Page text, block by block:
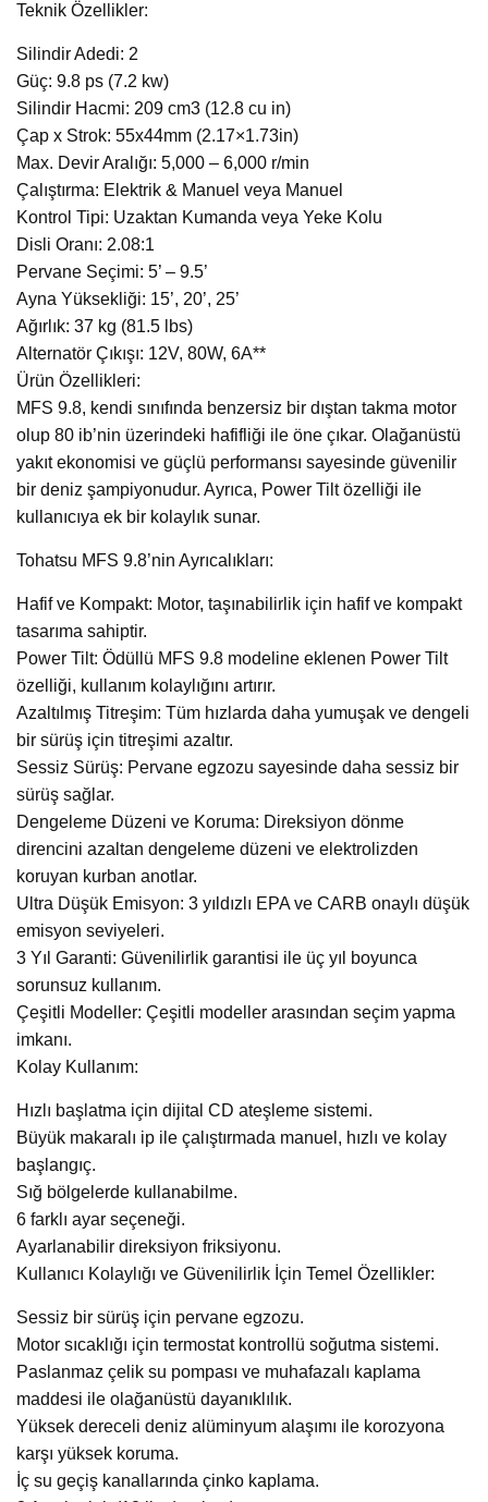
Teknik Özellikler:
Silindir Adedi: 2
Güç: 9.8 ps (7.2 kw)
Silindir Hacmi: 209 cm3 (12.8 cu in)
Çap x Strok: 55x44mm (2.17×1.73in)
Max. Devir Aralığı: 5,000 – 6,000 r/min
Çalıştırma: Elektrik & Manuel veya Manuel
Kontrol Tipi: Uzaktan Kumanda veya Yeke Kolu
Disli Oranı: 2.08:1
Pervane Seçimi: 5’ – 9.5’
Ayna Yüksekliği: 15’, 20’, 25’
Ağırlık: 37 kg (81.5 lbs)
Alternatör Çıkışı: 12V, 80W, 6A**
Ürün Özellikleri:
MFS 9.8, kendi sınıfında benzersiz bir dıştan takma motor
olup 80 ib’nin üzerindeki hafifliği ile öne çıkar. Olağanüstü
yakıt ekonomisi ve güçlü performansı sayesinde güvenilir
bir deniz şampiyonudur. Ayrıca, Power Tilt özelliği ile
kullanıcıya ek bir kolaylık sunar.
Tohatsu MFS 9.8’nin Ayrıcalıkları:
Hafif ve Kompakt: Motor, taşınabilirlik için hafif ve kompakt
tasarıma sahiptir.
Power Tilt: Ödüllü MFS 9.8 modeline eklenen Power Tilt
özelliği, kullanım kolaylığını artırır.
Azaltılmış Titreşim: Tüm hızlarda daha yumuşak ve dengeli
bir sürüş için titreşimi azaltır.
Sessiz Sürüş: Pervane egzozu sayesinde daha sessiz bir
sürüş sağlar.
Dengeleme Düzeni ve Koruma: Direksiyon dönme
direncini azaltan dengeleme düzeni ve elektrolizden
koruyan kurban anotlar.
Ultra Düşük Emisyon: 3 yıldızlı EPA ve CARB onaylı düşük
emisyon seviyeleri.
3 Yıl Garanti: Güvenilirlik garantisi ile üç yıl boyunca
sorunsuz kullanım.
Çeşitli Modeller: Çeşitli modeller arasından seçim yapma
imkanı.
Kolay Kullanım:
Hızlı başlatma için dijital CD ateşleme sistemi.
Büyük makaralı ip ile çalıştırmada manuel, hızlı ve kolay
başlangıç.
Sığ bölgelerde kullanabilme.
6 farklı ayar seçeneği.
Ayarlanabilir direksiyon friksiyonu.
Kullanıcı Kolaylığı ve Güvenilirlik İçin Temel Özellikler:
Sessiz bir sürüş için pervane egzozu.
Motor sıcaklığı için termostat kontrollü soğutma sistemi.
Paslanmaz çelik su pompası ve muhafazalı kaplama
maddesi ile olağanüstü dayanıklılık.
Yüksek dereceli deniz alüminyum alaşımı ile korozyona
karşı yüksek koruma.
İç su geçiş kanallarında çinko kaplama.